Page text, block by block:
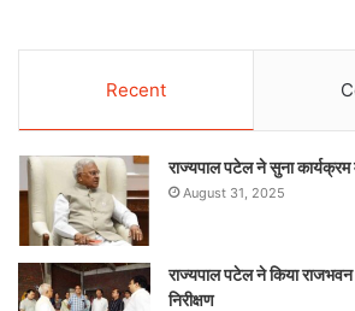
Recent
राज्यपाल पटेल ने सुना कार्यक्रम
August 31, 2025
राज्यपाल पटेल ने किया राजभवन में
निरीक्षण